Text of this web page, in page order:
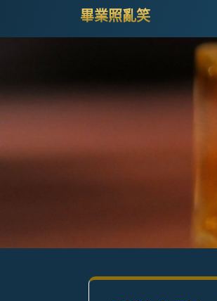
Enter)
畢業照亂笑